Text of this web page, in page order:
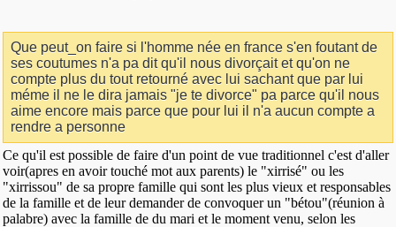
Que peut_on faire si l'homme née en france s'en foutant de
ses coutumes n'a pa dit qu'il nous divorçait et qu'on ne
compte plus du tout retourné avec lui sachant que par lui
méme il ne le dira jamais "je te divorce" pa parce qu'il nous
aime encore mais parce que pour lui il n'a aucun compte a
rendre a personne
Ce qu'il est possible de faire d'un point de vue traditionnel c'est d'aller
voir(apres en avoir touché mot aux parents) le "xirrisé" ou les
"xirrissou" de sa propre famille qui sont les plus vieux et responsables
de la famille et de leur demander de convoquer un "bétou"(réunion à
palabre) avec la famille de du mari et le moment venu, selon les